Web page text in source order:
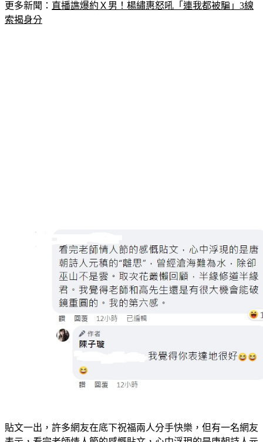
更多新聞： 直播譙爆約Ｘ男！楊繡惠怒吼「連我都被騙」3線
索揭身分
貼文一出，許多網友在底下祝福兩人分手快樂，但有一名網友